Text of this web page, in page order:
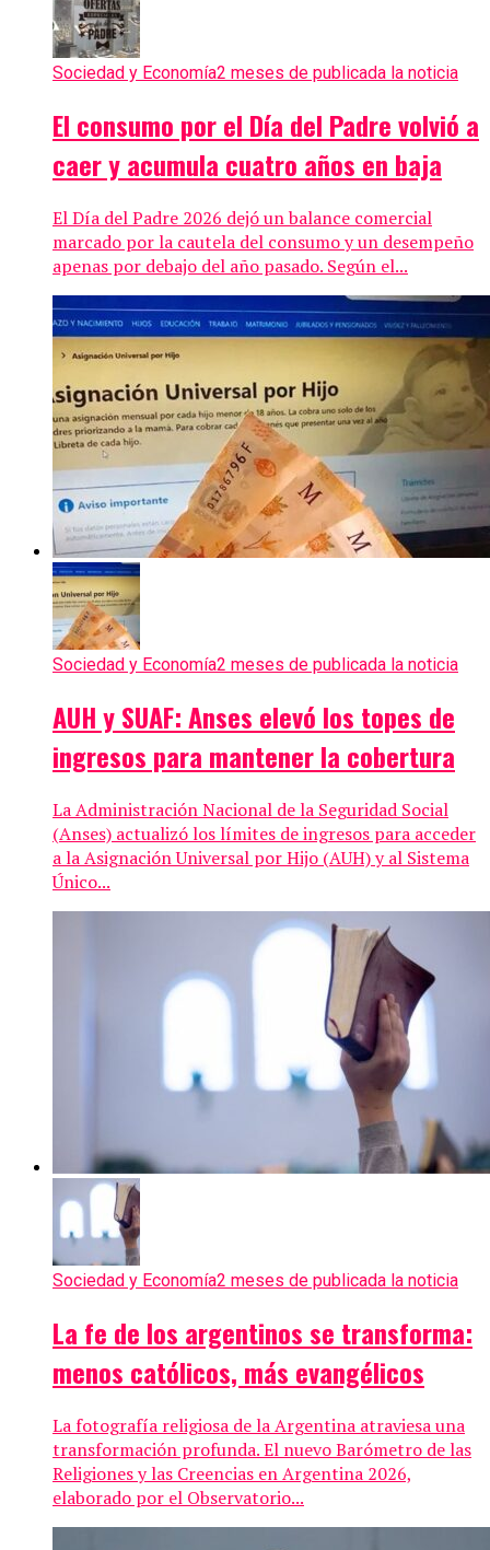
Sociedad y Economía2 meses de publicada la noticia
El consumo por el Día del Padre volvió a
caer y acumula cuatro años en baja
El Día del Padre 2026 dejó un balance comercial
marcado por la cautela del consumo y un desempeño
apenas por debajo del año pasado. Según el...
Sociedad y Economía2 meses de publicada la noticia
AUH y SUAF: Anses elevó los topes de
ingresos para mantener la cobertura
La Administración Nacional de la Seguridad Social
(Anses) actualizó los límites de ingresos para acceder
a la Asignación Universal por Hijo (AUH) y al Sistema
Único...
Sociedad y Economía2 meses de publicada la noticia
La fe de los argentinos se transforma:
menos católicos, más evangélicos
La fotografía religiosa de la Argentina atraviesa una
transformación profunda. El nuevo Barómetro de las
Religiones y las Creencias en Argentina 2026,
elaborado por el Observatorio...